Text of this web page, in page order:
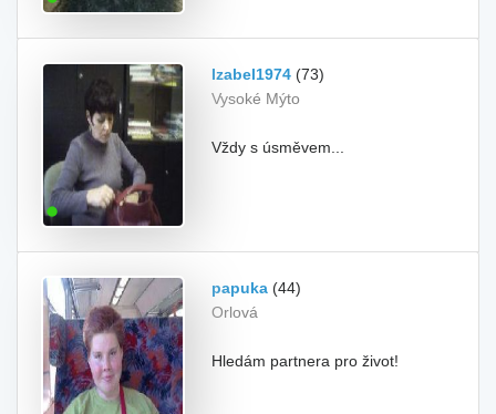
Izabel1974 (73)
Vysoké Mýto
Vždy s úsměvem...
papuka (44)
Orlová
Hledám partnera pro život!